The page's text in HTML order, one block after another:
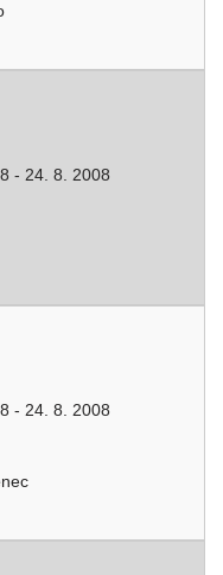
- 24. 8. 2008
- 24. 8. 2008